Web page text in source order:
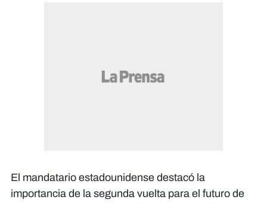
El mandatario estadounidense destacó la
importancia de la segunda vuelta para el futuro de